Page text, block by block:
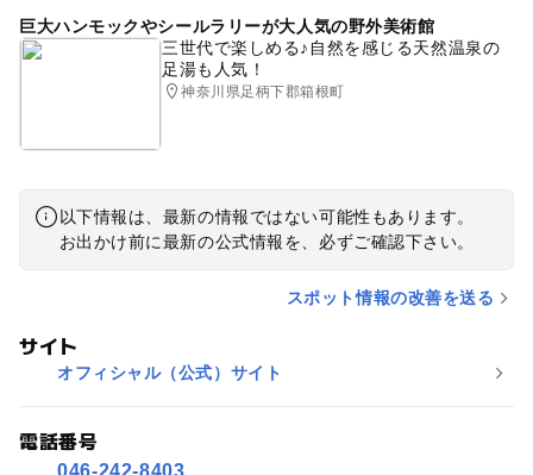
巨大ハンモックやシールラリーが大人気の野外美術館
三世代で楽しめる♪自然を感じる天然温泉の
足湯も人気！
神奈川県足柄下郡箱根町
以下情報は、最新の情報ではない可能性もあります。
お出かけ前に最新の公式情報を、必ずご確認下さい。
スポット情報の改善を送る
サイト
オフィシャル（公式）サイト
電話番号
046-242-8403